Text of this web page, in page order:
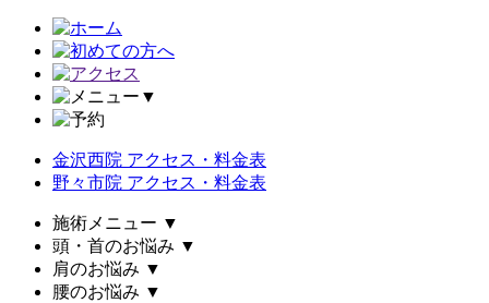
▼
金沢西院 アクセス・料金表
野々市院 アクセス・料金表
施術メニュー ▼
頭・首のお悩み ▼
肩のお悩み ▼
腰のお悩み ▼